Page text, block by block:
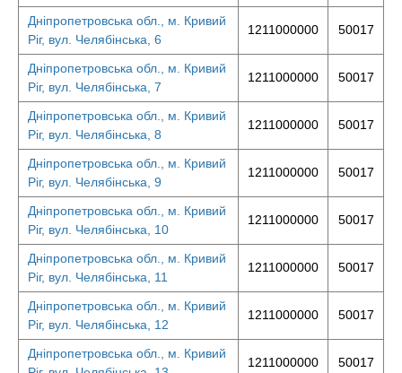
Дніпропетровська обл., м. Кривий
Ріг, вул. Челябінська, 6
1211000000 50017
Дніпропетровська обл., м. Кривий
Ріг, вул. Челябінська, 7
1211000000 50017
Дніпропетровська обл., м. Кривий
Ріг, вул. Челябінська, 8
1211000000 50017
Дніпропетровська обл., м. Кривий
Ріг, вул. Челябінська, 9
1211000000 50017
Дніпропетровська обл., м. Кривий
Ріг, вул. Челябінська, 10
1211000000 50017
Дніпропетровська обл., м. Кривий
Ріг, вул. Челябінська, 11
1211000000 50017
Дніпропетровська обл., м. Кривий
Ріг, вул. Челябінська, 12
1211000000 50017
Дніпропетровська обл., м. Кривий
1211000000 50017